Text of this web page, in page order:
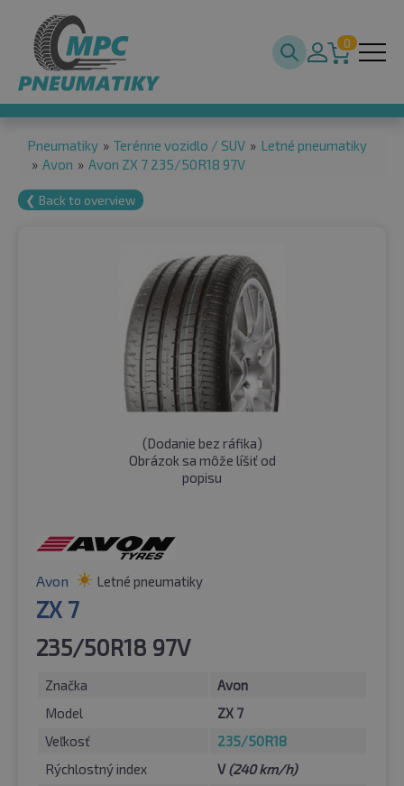
0
Pneumatiky » Terénne vozidlo / SUV » Letné pneumatiky
» Avon » Avon ZX 7 235/50R18 97V
❮ Back to overview
(Dodanie bez ráfika)
Obrázok sa môže líšiť od
popisu
Avon Letné pneumatiky
ZX 7
235/50R18 97V
Značka
Avon
Model
ZX 7
Veľkosť
235/50R18
Rýchlostný index
V(240 km/h)